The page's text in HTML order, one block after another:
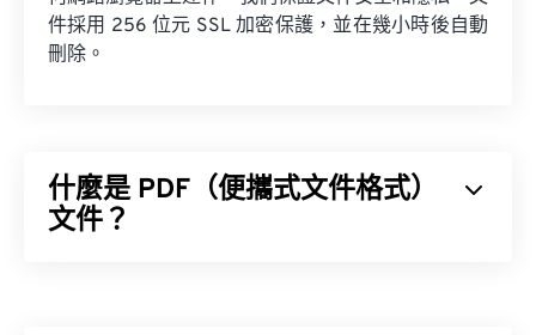
件採用 256 位元 SSL 加密保護，並在幾小時後自動
刪除。
什麼是 PDF（便攜式文件格式）
文件？